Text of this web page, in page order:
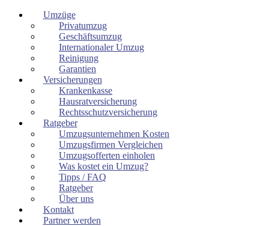
Umzüge
Privatumzug
Geschäftsumzug
Internationaler Umzug
Reinigung
Garantien
Versicherungen
Krankenkasse
Hausratversicherung
Rechtsschutzversicherung
Ratgeber
Umzugsunternehmen Kosten
Umzugsfirmen Vergleichen
Umzugsofferten einholen
Was kostet ein Umzug?
Tipps / FAQ
Ratgeber
Über uns
Kontakt
Partner werden